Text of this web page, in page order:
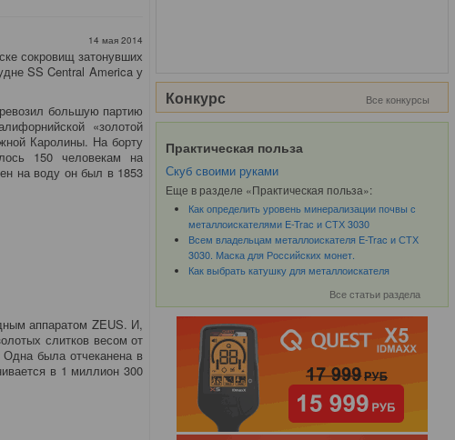
14 мая 2014
сокровищ затонувших
SS Central America у
большую партию
«золотой
Каролины. На борту
150 человекам на
на воду он был в 1853
аппаратом ZEUS. И,
слитков весом от
была отчеканена в
в 1 миллион 300
Конкурс Все конкурсы
Практическая польза
Скуб своими руками
Еще в разделе «Практическая польза»:
Как определить уровень минерализации почвы с
металлоискателями E-Trac и СТХ 3030
Всем владельцам металлоискателя E-Trac и СТХ
3030. Маска для Российских монет.
Как выбрать катушку для металлоискателя
Все статьи раздела